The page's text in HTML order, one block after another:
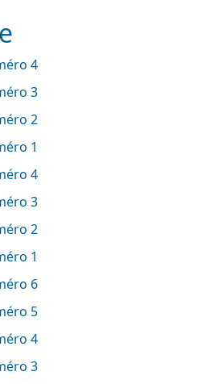
4
3
2
1
4
3
2
1
6
5
4
3